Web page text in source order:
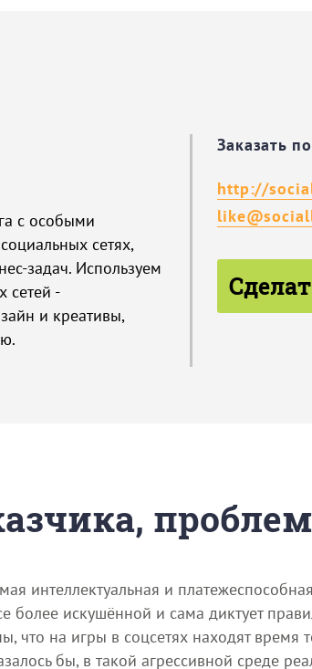
с особыми
сетях,
задач. Используем
сетей -
и креативы,
Заказать
http://
интеллектуальная и
более искушённой и сама диктует
что на игры в соцсетях находят время
бы, в такой агрессивной среде